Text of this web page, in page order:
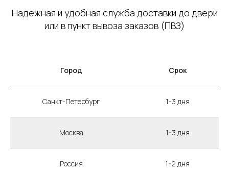
Надежная и удобная служба доставки до двери
или в пункт вывоза заказов (ПВЗ)
Город Срок
Санкт-Петербург 1-3 дня
Москва 1-3 дня
Россия 1-2 дня